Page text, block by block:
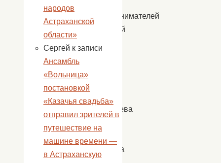
предпринимателей
(Ткачевой
Сеидова
Белоконева
Акперова
народов
Астраханской
области»
Сергей к записи
Ансамбль
«Вольница»
постановкой
«Казачья свадьба»
отправил зрителей в
путешествие на
машине времени —
в Астраханскую